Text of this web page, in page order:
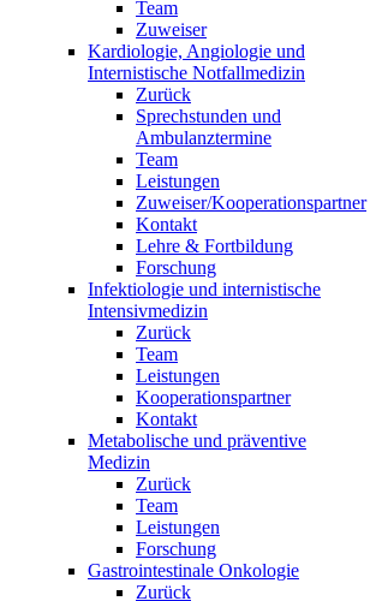
Team
Zuweiser
Kardiologie, Angiologie und
Internistische Notfallmedizin
Zurück
Sprechstunden und
Ambulanztermine
Team
Leistungen
Zuweiser/Kooperationspartner
Kontakt
Lehre & Fortbildung
Forschung
Infektiologie und internistische
Intensivmedizin
Zurück
Team
Leistungen
Kooperationspartner
Kontakt
Metabolische und präventive
Medizin
Zurück
Team
Leistungen
Forschung
Gastrointestinale Onkologie
Zurück